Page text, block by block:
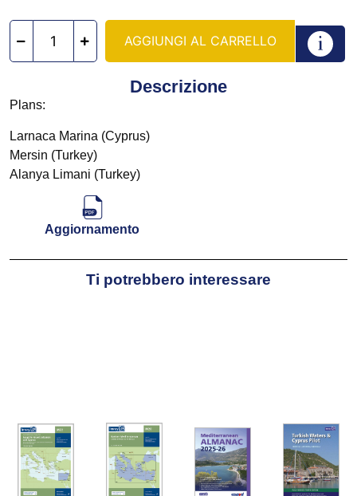
AGGIUNGI AL CARRELLO
Descrizione
Plans:
Larnaca Marina (Cyprus)
Mersin (Turkey)
Alanya Limani (Turkey)
Aggiornamento
Ti potrebbero interessare